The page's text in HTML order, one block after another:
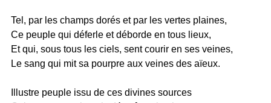
Tel, par les champs dorés et par les vertes plaines,
Ce peuple qui déferle et déborde en tous lieux,
Et qui, sous tous les ciels, sent courir en ses veines,
Le sang qui mit sa pourpre aux veines des aïeux.
Illustre peuple issu de ces divines sources